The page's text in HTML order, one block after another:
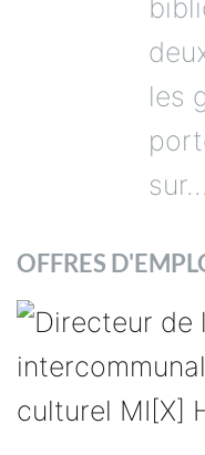
les
sur...
OFFRES